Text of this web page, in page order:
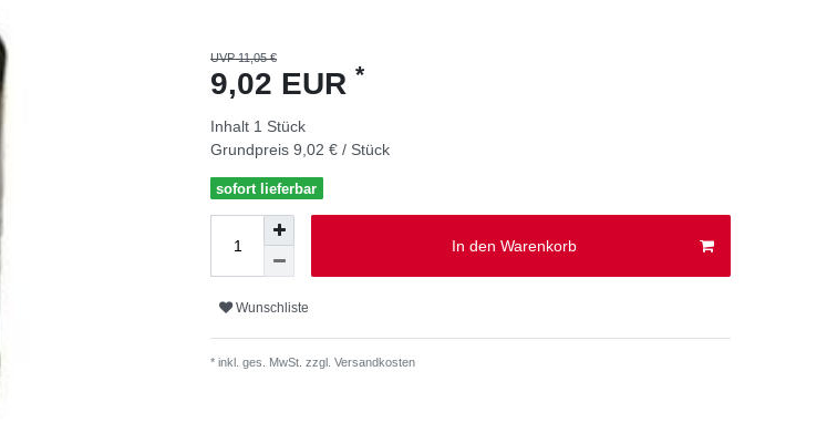
UVP 11,05 €
9,02 EUR *
Inhalt 1 Stück
Grundpreis 9,02 € / Stück
sofort lieferbar
In den Warenkorb
Wunschliste
* inkl. ges. MwSt. zzgl. Versandkosten